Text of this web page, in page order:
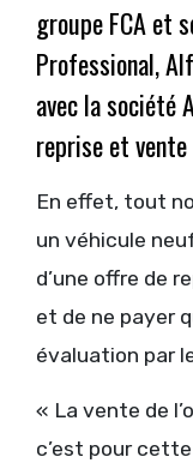
groupe FCA et
Professional,
avec la société
reprise et vente
En effet, tout
un véhicule
d’une offre de
et de ne payer
évaluation par
« La vente de
c’est pour